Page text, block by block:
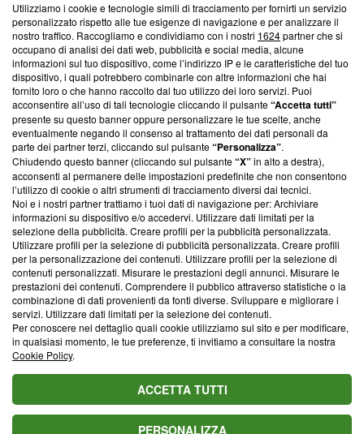
Questa sezione offre informazioni trasparenti su Blasting
News, sui nostri processi editoriali e su come ci impegniamo a
creare news di qualità. Inoltre, afferma la nostra aderenza a
‘Trust Project - News with Integrity’Blasting News non è
ancora membro del programma, ma ha richiesto di farne
parte; Trust Project non ha ancora effettuato una verifica di
conformità agli standard.
Su di noi
Team editoriale
Corporate
Redazione
Informativa Privacy
Cookie Policy
Blasting SA, IDI CHE-247.845.224, Via Carlo Frasca, 3 - 6900
Lugano (Svizzera) Tel:+39 0690258937
© 2026 Blasting News
Utilizziamo i cookie e tecnologie simili di tracciamento per fornirti un servizio
personalizzato rispetto alle tue esigenze di navigazione e per analizzare il
nostro traffico. Raccogliamo e condividiamo con i nostri 1624partner che si
occupano di analisi dei dati web, pubblicità e social media, alcune
informazioni sul tuo dispositivo, come l’indirizzo IP e le caratteristiche del tuo
dispositivo, i quali potrebbero combinarle con altre informazioni che hai
fornito loro o che hanno raccolto dal tuo utilizzo dei loro servizi. Puoi
acconsentire all’uso di tali tecnologie cliccando il pulsante“Accetta tutti”
presente su questo banner oppure personalizzare le tue scelte, anche
eventualmente negando il consenso al trattamento dei dati personali da
parte dei partner terzi, cliccando sul pulsante“Personalizza”.
Chiudendo questo banner (cliccando sul pulsante“X”in alto a destra),
acconsenti al permanere delle impostazioni predefinite che non consentono
l’utilizzo di cookie o altri strumenti di tracciamento diversi dai tecnici.
Noi e i nostri partner trattiamo i tuoi dati di navigazione per: Archiviare
informazioni su dispositivo e/o accedervi. Utilizzare dati limitati per la
selezione della pubblicità. Creare profili per la pubblicità personalizzata.
Utilizzare profili per la selezione di pubblicità personalizzata. Creare profili
per la personalizzazione dei contenuti. Utilizzare profili per la selezione di
contenuti personalizzati. Misurare le prestazioni degli annunci. Misurare le
prestazioni dei contenuti. Comprendere il pubblico attraverso statistiche o la
combinazione di dati provenienti da fonti diverse. Sviluppare e migliorare i
servizi. Utilizzare dati limitati per la selezione dei contenuti.
Per conoscere nel dettaglio quali cookie utilizziamo sul sito e per modificare,
in qualsiasi momento, le tue preferenze, ti invitiamo a consultare la nostra
Cookie Policy.
ACCETTA TUTTI
PERSONALIZZA